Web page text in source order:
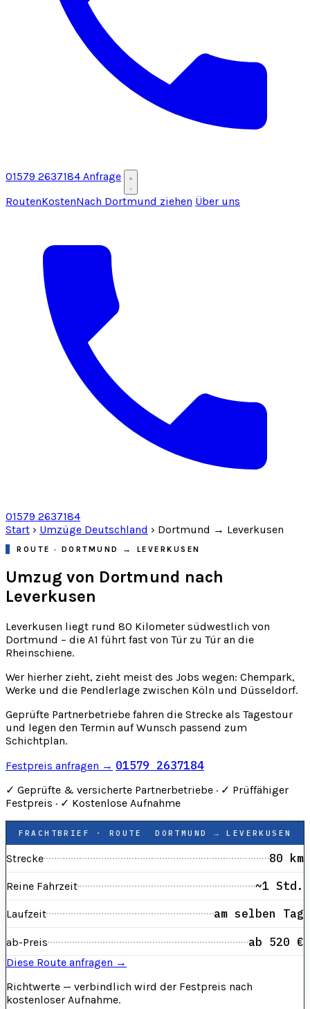
01579 2637184 Anfrage
RoutenKostenNach Dortmund ziehen Über uns
01579 2637184
Start › Umzüge Deutschland › Dortmund → Leverkusen
ROUTE · DORTMUND → LEVERKUSEN
Umzug von Dortmund nach
Leverkusen
Leverkusen liegt rund 80 Kilometer südwestlich von
Dortmund – die A1 führt fast von Tür zu Tür an die
Rheinschiene.
Wer hierher zieht, zieht meist des Jobs wegen: Chempark,
Werke und die Pendlerlage zwischen Köln und Düsseldorf.
Geprüfte Partnerbetriebe fahren die Strecke als Tagestour
und legen den Termin auf Wunsch passend zum
Schichtplan.
Festpreis anfragen → 01579 2637184
✓ Geprüfte & versicherte Partnerbetriebe · ✓ Prüffähiger
Festpreis · ✓ Kostenlose Aufnahme
FRACHTBRIEF · ROUTE DORTMUND → LEVERKUSEN
Strecke 80 km
Reine Fahrzeit ~1 Std.
Laufzeit am selben Tag
ab-Preis ab 520 €
Diese Route anfragen →
Richtwerte — verbindlich wird der Festpreis nach
kostenloser Aufnahme.